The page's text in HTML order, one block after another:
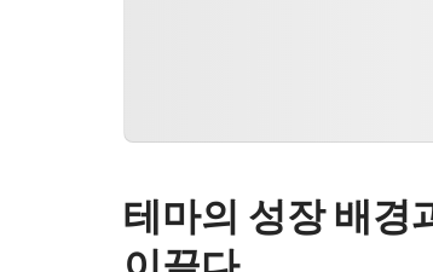
테마의 성장 배경